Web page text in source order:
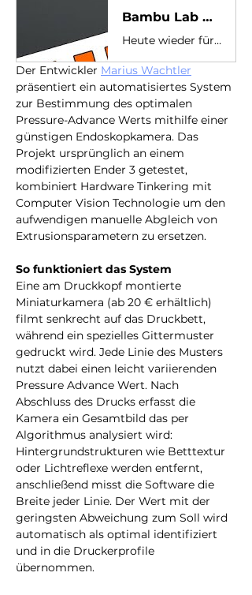
Bambu Lab H2D, WonderMaker ZR & ZR Utra, Snapmaker & xTool, Anycubic zeigt 5 Achsen, eufyMake
Heute wieder für euch, neue Informationen an allen Fronten des 3D Drucks kompakt zusammengefasst. 00:00 - Einleitung 00:43 - Bambu Lab H2D Released 05:20 - WonderMaker ab 2.4 auf Kickstarter 06:14 - Artillery M1 Pro ab 5.4 07:11 - Snapmaker & xTool bauen 3D-Drucker - Leak 08:46 - Anycubic zeigt 5 Achsen 3D Drucker zum zusammenklappen 10:15 - AnkerMake wird zu eufyMake 11:55 - Firmware und Slicer Updates 17:08 - Automatisierung der Pressure-Advance-Kalibrierung mit Endoskopkamera 18:58 - Schlussworte Du willst mich unterstützen? Paypal: https://paypal.me/stoneathome Patreon: https://www.patreon.com/stonetime Q1 - https://blog.bambulab.com/bambu-lab-launches-h2d-to-rethink-personal-manufacturing/ Q2 - https://www.kickstarter.com/projects/wondermaker/zr-and-zrultra Q3 - https://artillery3d.com/pages/m1 Q4 - https://all3dp.com/4/xtool-and-snapmaker-might-be-teaming-up-to-make-a-toolchanger-3d-printer/ Q5 - https://ifdesign.com/en/winner-ranking/project/foldable-portable-3d-printer/701773 Q6 - https://www.eufymake.com/eu-de/blogs/neuigkeiten/ankermake-wird-zu-eufymake Q7 - https://github.com/prusa3d/Prusa-Firmware-Buddy/releases/tag/v6.2.3 Q8 - https://github.com/bambulab/BambuStudio/releases/tag/v02.00.01.50 Q9 - https://github.com/Ultimaker/Cura/releases/tag/5.10.0 Q10 - https://github.com/supermerill/SuperSlicer/releases/tag/2.7.61.0 Q11 - https://github.com/undingen/PressureAdvanceCamera Für fragen komm in meinen Discord: https://stone-time.de/discord -------------------------------------------------------------- #news #bambulab #proforge #ratrig #v-chonk #bigtreetech #orcaslicer #flsun #anycubic #afinia #hacker #hacked #sceoan #creality3d #mainsail #artillery #orcaslicer #ultimaker #Makerworld #Peopoly #anycubic #bigtreetech #Debian #Update #Kingroon #elegoo #mellow #superslicer #kokoni3d #Mainsail #Voron #lychee #Prusa #slicer #fdm #resin #sla #klipper #mainsailos #Voron #SapphirePro #E3D #anycubic #VoronM4 #StoneTime #fpv #fusion #fusion360 #anfänger #tutorial #erklärung #oslee544i #Freestyle #Drone #Meeting #Tiny #Friends #Action #Challenges #Germany #Berlin #Fun #Deutsch #FPV #Tutorial #Newbee #3d #drucker #konstruktion #raspberry #pi #touchscreen #pi3 #noctua #ikea #lack #basic #reihe #discord #action #betaflight #deutschland #vlogging #fusion360 #fusion360tutorial #autodesk #cad #beginner #grundlagen #grundkurs #modellieren #einstellungen #zeichnen #oslee540i
Der Entwickler Marius Wachtler
präsentiert ein automatisiertes System
zur Bestimmung des optimalen
Pressure-Advance Werts mithilfe einer
günstigen Endoskopkamera. Das
Projekt ursprünglich an einem
modifizierten Ender 3 getestet,
kombiniert Hardware Tinkering mit
Computer Vision Technologie um den
aufwendigen manuelle Abgleich von
Extrusionsparametern zu ersetzen.
So funktioniert das System
Eine am Druckkopf montierte
Miniaturkamera (ab 20 € erhältlich)
filmt senkrecht auf das Druckbett,
während ein spezielles Gittermuster
gedruckt wird. Jede Linie des Musters
nutzt dabei einen leicht variierenden
Pressure Advance Wert. Nach
Abschluss des Drucks erfasst die
Kamera ein Gesamtbild das per
Algorithmus analysiert wird:
Hintergrundstrukturen wie Betttextur
oder Lichtreflexe werden entfernt,
anschließend misst die Software die
Breite jeder Linie. Der Wert mit der
geringsten Abweichung zum Soll wird
automatisch als optimal identifiziert
und in die Druckerprofile
übernommen.